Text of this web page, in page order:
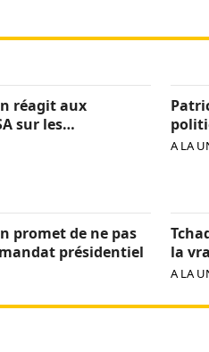
réagit aux
sur les
»
A LA
promet de ne pas
présidentiel
la
Itno
A LA